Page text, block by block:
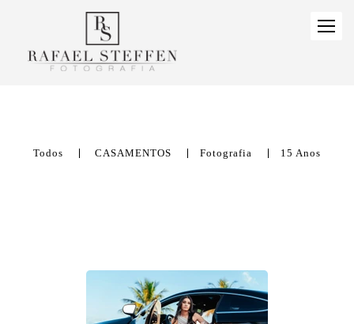
Todos CASAMENTOS Fotografia 15 Anos